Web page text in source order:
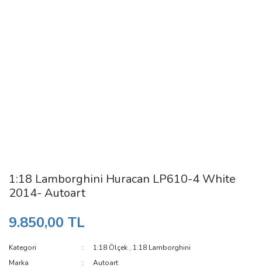
1:18 Lamborghini Huracan LP610-4 White
2014- Autoart
9.850,00 TL
Kategori 1:18 Ölçek , 1:18 Lamborghini
Marka
Autoart